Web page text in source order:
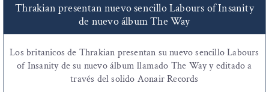
Thrakian presentan nuevo sencillo Labours of Insanity
de nuevo álbum The Way
Los britanicos de Thrakian presentan su nuevo sencillo Labours
of Insanity de su nuevo álbum llamado The Way y editado a
través del solido Aonair Records